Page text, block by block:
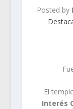
Posted by
El
Interés